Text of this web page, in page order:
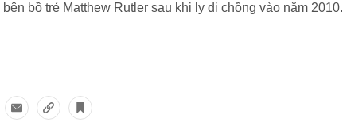
bồ trẻ Matthew Rutler sau khi ly dị chồng vào năm 2010.